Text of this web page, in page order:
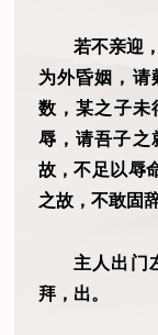
若不亲迎
为外昏姻，请
数，某之子未
辱，请吾子之
故，不足以辱
之故，不敢固
主人出门
拜，出。